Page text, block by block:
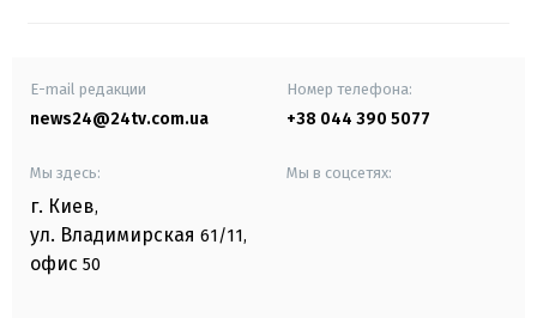
E-mail редакции
news24@24tv.com.ua
Номер телефона:
+38 044 390 5077
Мы здесь:
г. Киев,
ул. Владимирская 61/11,
офис 50
Мы в соцсетях: